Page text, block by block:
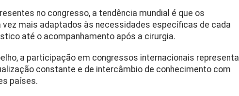
no congresso, a tendência mundial é que os
mais adaptados às necessidades específicas de cada
até o acompanhamento após a cirurgia.
a participação em congressos internacionais representa
constante e de intercâmbio de conhecimento com
países.